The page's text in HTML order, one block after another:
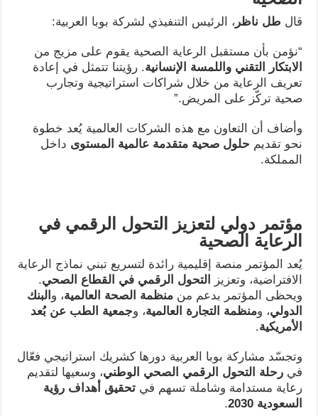
قال طل ناظر ، الرئيس التنفيذي لشركة بوبا العربية:
“نؤمن بأن مستقبل الرعاية الصحية يقوم على مزيج من
الابتكار التقني واللمسة الإنسانية. رؤيتنا تتمثل في إعادة
تعريف الرعاية من خلال شراكات استراتيجية وتجارب
صحية تركّز على المريض.”
وأضاف أن التعاون مع هذه الشركات العالمية يُعد خطوة
نحو تقديم حلول صحية متقدمة عالمية المستوىداخل
المملكة.
مؤتمر دولي لتعزيز التحول الرقمي في
الرعاية الصحية
يُعد المؤتمر منصة إقليمية رائدة لتسريع تبني نماذج الرعاية
الافتراضية، وتعزيز
التحول الرقمي في القطاع الصحي.
ويحظى المؤتمر بدعم من منظمة الصحة العالمية، والبنك
الدولي، ومنظمة التجارة العالمية، وجمعية الطب عن بُعد
الأمريكية.
وتجسّد مشاركة بوبا العربية دورها كشريك استراتيجي فعّال
في رحلة التحول الرقمي الصحي الوطني، وسعيها لتقديم
رعاية مستدامة وشاملة تسهم في تحقيق أهداف رؤية
السعودية 2030
.